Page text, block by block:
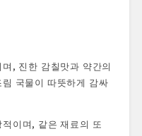
, 진한 감칠맛과 약간의
국물이 따뜻하게 감싸
이며, 같은 재료의 또